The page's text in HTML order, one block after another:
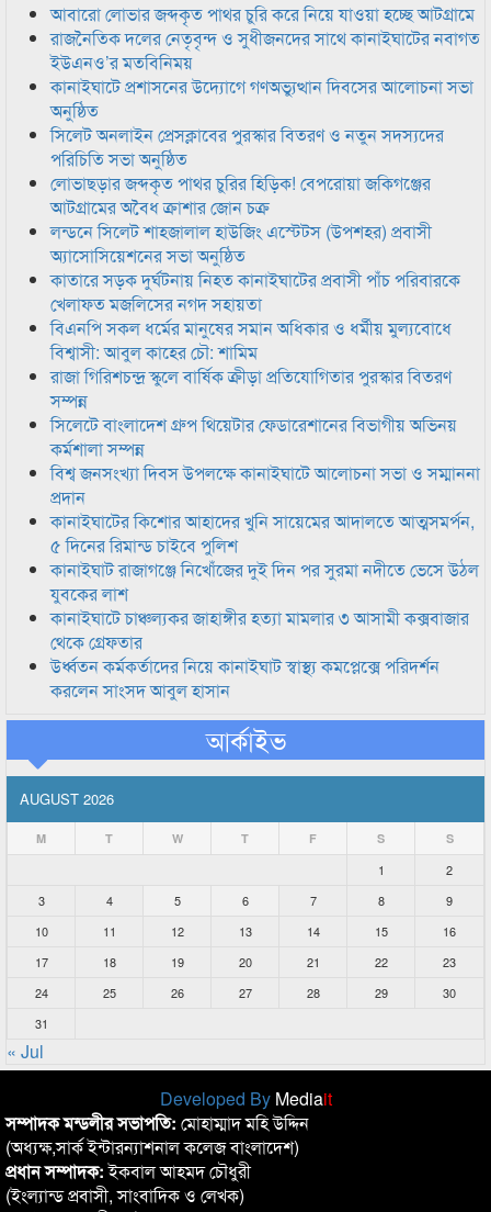
আবারো লোভার জব্দকৃত পাথর চুরি করে নিয়ে যাওয়া হচ্ছে আটগ্রামে
রাজনৈতিক দলের নেতৃবৃন্দ ও সুধীজনদের সাথে কানাইঘাটের নবাগত
ইউএনও’র মতবিনিময়
কানাইঘাটে প্রশাসনের উদ্যোগে গণঅভ্যুত্থান দিবসের আলোচনা সভা
অনুষ্ঠিত
সিলেট অনলাইন প্রেসক্লাবের পুরস্কার বিতরণ ও নতুন সদস্যদের
পরিচিতি সভা অনুষ্ঠিত
লোভাছড়ার জব্দকৃত পাথর চুরির হিড়িক! বেপরোয়া জকিগঞ্জের
আটগ্রামের অবৈধ ক্রাশার জোন চক্র
লন্ডনে সিলেট শাহজালাল হাউজিং এস্টেটস (উপশহর) প্রবাসী
অ্যাসোসিয়েশনের সভা অনুষ্ঠিত
কাতারে সড়ক দুর্ঘটনায় নিহত কানাইঘাটের প্রবাসী পাঁচ পরিবারকে
খেলাফত মজলিসের নগদ সহায়তা
বিএনপি সকল ধর্মের মানুষের সমান অধিকার ও ধর্মীয় মুল্যবোধে
বিশ্বাসী: আবুল কাহের চৌ: শামিম
রাজা গিরিশচন্দ্র স্কুলে বার্ষিক ক্রীড়া প্রতিযোগিতার পুরস্কার বিতরণ
সম্পন্ন
সিলেটে বাংলাদেশ গ্রুপ থিয়েটার ফেডারেশানের বিভাগীয় অভিনয়
কর্মশালা সম্পন্ন
বিশ্ব জনসংখ্যা দিবস উপলক্ষে কানাইঘাটে আলোচনা সভা ও সম্মাননা
প্রদান
কানাইঘাটের কিশোর আহাদের খুনি সায়েমের আদালতে আত্মসমর্পন,
৫ দিনের রিমান্ড চাইবে পুলিশ
কানাইঘাট রাজাগঞ্জে নিখোঁজের দুই দিন পর সুরমা নদীতে ভেসে উঠল
যুবকের লাশ
কানাইঘাটে চাঞ্চল্যকর জাহাঙ্গীর হত্যা মামলার ৩ আসামী কক্সবাজার
থেকে গ্রেফতার
উর্ধ্বতন কর্মকর্তাদের নিয়ে কানাইঘাট স্বাস্থ্য কমপ্লেক্সে পরিদর্শন
করলেন সাংসদ আবুল হাসান
আর্কাইভ
AUGUST 2026
M T W T F S S
1
2
3
4 5 6 7 8
9
10
11 12 13 14 15
16
17
18 19 20 21 22
23
24
25 26 27 28 29
30
31
« Jul
Developed By Mediait
সম্পাদক মন্ডলীর সভাপতি: মোহাম্মাদ মহি উদ্দিন
(অধ্যক্ষ,সার্ক ইন্টারন্যাশনাল কলেজ বাংলাদেশ)
প্রধান সম্পাদক:ইকবাল আহমদ চৌধুরী
(ইংল্যান্ড প্রবাসী, সাংবাদিক ও লেখক)